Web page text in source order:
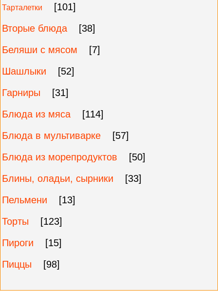
Тарталетки
[101]
Вторые блюда
[38]
Беляши с мясом
[7]
Шашлыки
[52]
Гарниры
[31]
Блюда из мяса
[114]
Блюда в мультиварке
[57]
Блюда из морепродуктов
[50]
Блины, оладьи, сырники
[33]
Пельмени
[13]
Торты
[123]
Пироги
[15]
Пиццы
[98]